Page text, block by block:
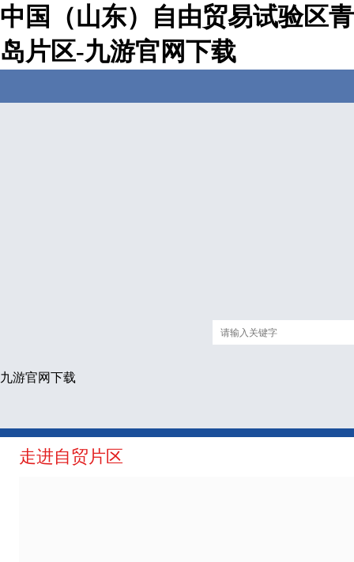
中国（山东）自由贸易试验区青
岛片区-九游官网下载
九游官网下载
走进自贸片区